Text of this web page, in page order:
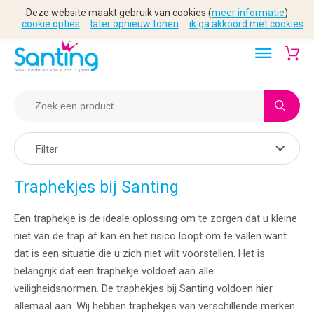
Filter
Traphekjes bij Santing
Een traphekje is de ideale oplossing om te zorgen dat u kleine
niet van de trap af kan en het risico loopt om te vallen want
dat is een situatie die u zich niet wilt voorstellen. Het is
belangrijk dat een traphekje voldoet aan alle
veiligheidsnormen. De traphekjes bij Santing voldoen hier
allemaal aan. Wij hebben traphekjes van verschillende merken
Deze website maakt gebruik van cookies (meer informatie)
cookie opties
later opnieuw tonen ik ga akkoord met cookies